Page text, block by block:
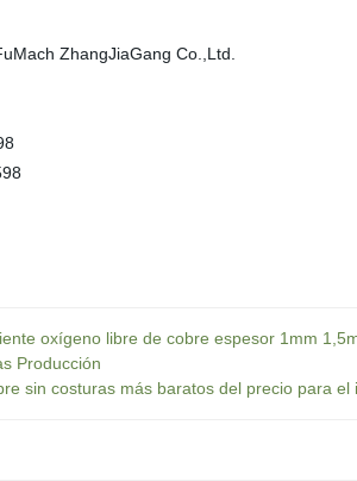
ZhangJiaGang Co.,Ltd.
oxígeno libre de cobre espesor 1mm
Producción
sin costuras más baratos del precio para